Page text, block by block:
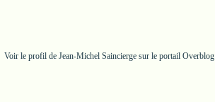
Voir le profil de Jean-Michel Sainciergesur le portail Overblog